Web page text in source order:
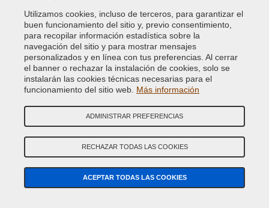
Contactos
Códigos de color
Política de Privacidad - RGPD
Copyright © 2014 - 2026. All Rights Reserved.
Visitantes En Línea: 623
Credits:E-COMIT
SÍguenos en nuestras redes sociales
Utilizamos cookies, incluso de terceros, para garantizar el
buen funcionamiento del sitio y, previo consentimiento,
para recopilar información estadística sobre la
navegación del sitio y para mostrar mensajes
personalizados y en línea con tus preferencias. Al cerrar
el banner o rechazar la instalación de cookies, solo se
instalarán las cookies técnicas necesarias para el
funcionamiento del sitio web. Más información
ADMINISTRAR PREFERENCIAS
RECHAZAR TODAS LAS COOKIES
ACEPTAR TODAS LAS COOKIES